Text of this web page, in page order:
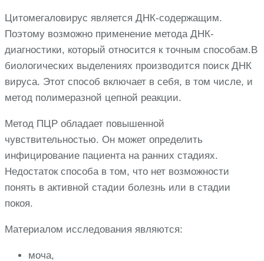
Цитомегаловирус является ДНК-содержащим.
Поэтому возможно применение метода ДНК-
диагностики, который относится к точным способам.В
биологических выделениях производится поиск ДНК
вируса. Этот способ включает в себя, в том числе, и
метод полимеразной цепной реакции.
Метод ПЦР обладает повышенной
чувствительностью. Он может определить
инфицирование пациента на ранних стадиях.
Недостаток способа в том, что нет возможности
понять в активной стадии болезнь или в стадии
покоя.
Материалом исследования являются:
моча,